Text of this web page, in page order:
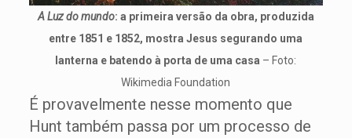
A Luz do mundo: a primeira versão da obra, produzida
entre 1851 e 1852, mostra Jesus segurando uma
lanterna e batendo à porta de uma casa – Foto:
Wikimedia Foundation
É provavelmente nesse momento que
Hunt também passa por um processo de